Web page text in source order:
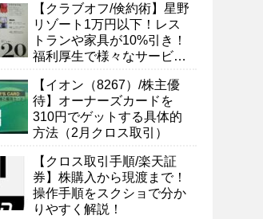
【クラブオフ/倹約術】星野
リゾート1万円以下！レス
トランや家具が10%引き！
福利厚生で様々なサービス
【イオン（8267）/株主優
待】オーナーズカードを
310円でゲットする具体的
方法（2月クロス取引）
【クロス取引手順/楽天証
券】株購入から現渡まで！
操作手順をスクショで分か
りやすく解説！